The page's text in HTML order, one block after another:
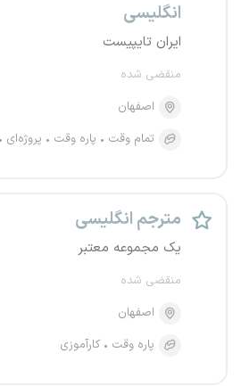
انگلیسی
ایران تایپیست
منقضی شده
اصفهان
تمام وقت
پاره وقت پروژه‌ای
مترجم انگلیسی
یک مجموعه معتبر
منقضی شده
اصفهان
پاره وقت
کارآموزی